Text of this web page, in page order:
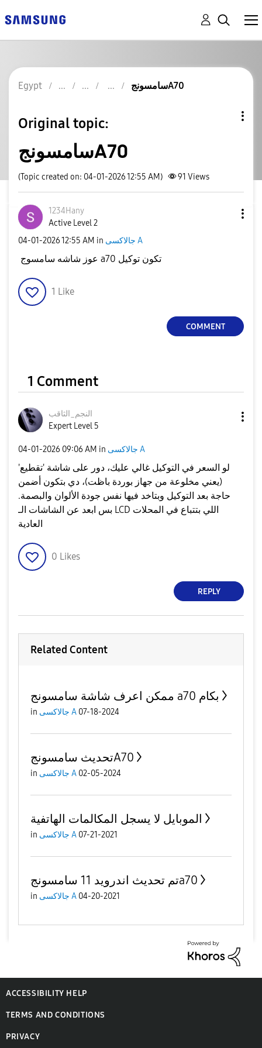
Egypt سامسونجA70
Original topic:
سامسونجA70
(Topic created on: 04-01-2026 12:55 AM) 91 Views
1234Hany
Active Level 2
‎04-01-202612:55 AM in جالاكسى A
عوز شاشه سامسوج a70 تكون توكيل
1 Like
COMMENT
1 Comment
النجم_الثاقب
Expert Level 5
‎04-01-2026 09:06 AM in جالاكسى A
لو السعر في التوكيل غالي عليك، دور على شاشة 'تقطيع'
(يعني مخلوعة من جهاز بوردة باظت)، دي بتكون أضمن
حاجة بعد التوكيل وبتاخد فيها نفس جودة الألوان والبصمة.
بس ابعد عن الشاشات الـ LCD اللي بتتباع في المحلات
العادية
0 Likes
REPLY
Related Content
ممكن اعرف شاشة سامسونج a70 بكام
in جالاكسى A 07-18-2024
تحديث سامسونجA70
in جالاكسى A 02-05-2024
الموبايل لا يسجل المكالمات الهاتفية
in جالاكسى A 07-21-2021
تم تحديث اندرويد 11 سامسونجa70
in جالاكسى A 04-20-2021
ACCESSIBILITY HELP
TERMS AND CONDITIONS
PRIVACY